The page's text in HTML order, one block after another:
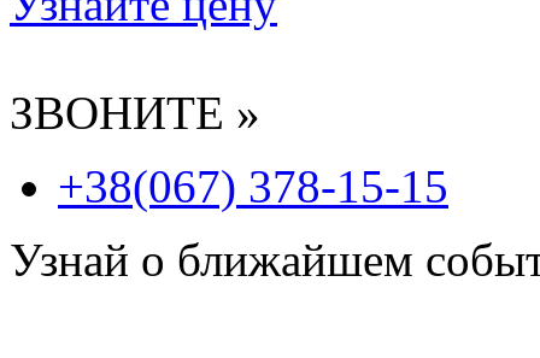
ЗВОНИТЕ »
+38(067) 378-15-15
Узнай о ближайшем